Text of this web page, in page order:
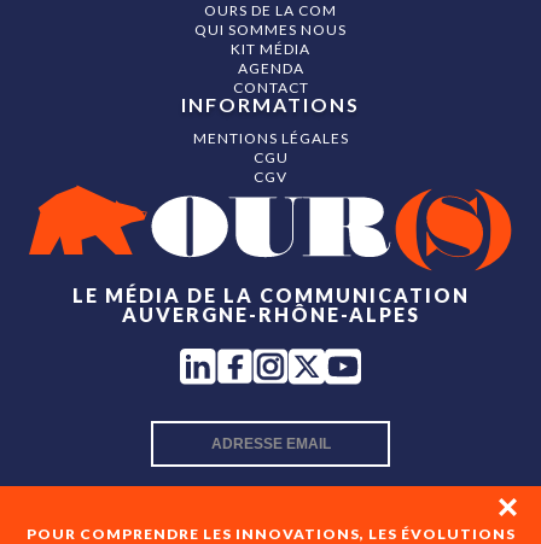
POUR COMPRENDRE LES INNOVATIONS, LES ÉVOLUTIONS
LE MÉDIA DE LA COMMUNICATION
AUVERGNE-RHÔNE-ALPES
OURS DE LA COM
QUI SOMMES NOUS
KIT MÉDIA
AGENDA
CONTACT
INFORMATIONS
MENTIONS LÉGALES
CGU
CGV